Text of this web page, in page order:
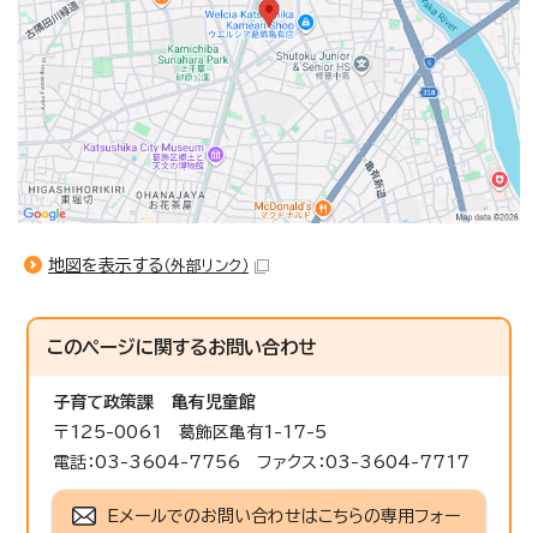
地図を表示する （外部リンク）
このページに関するお問い合わせ
子育て政策課
亀有児童館
〒125-0061 葛飾区亀有1-17-5
電話：03-3604-7756 ファクス：03-3604-7717
Eメールでのお問い合わせはこちらの専用フォー